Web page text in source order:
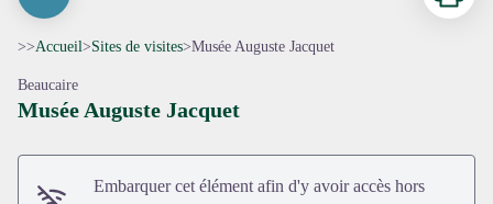
Voir l'image en plein écran
>>Accueil>Sites de visites>Musée Auguste Jacquet
Beaucaire
Musée Auguste Jacquet
Embarquer cet élément afin d'y avoir accès hors